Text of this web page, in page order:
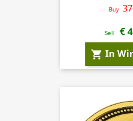
Buy
Sell €
shopping_cart In